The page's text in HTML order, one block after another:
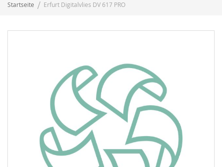
Startseite Erfurt Digitalvlies DV 617 PRO